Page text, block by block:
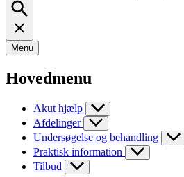
Menu
Hovedmenu
Akut hjælp
Afdelinger
Undersøgelse og behandling
Praktisk information
Tilbud